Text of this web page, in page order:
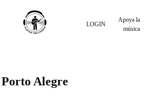
LOGIN
Apoya la
música
Porto Alegre